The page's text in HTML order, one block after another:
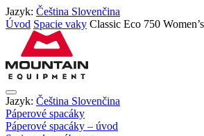
Jazyk: Čeština Slovenčina
Úvod Spacie vaky Classic Eco 750
Jazyk: Čeština Slovenčina
Páperové spacáky
Páperové spacáky – úvod